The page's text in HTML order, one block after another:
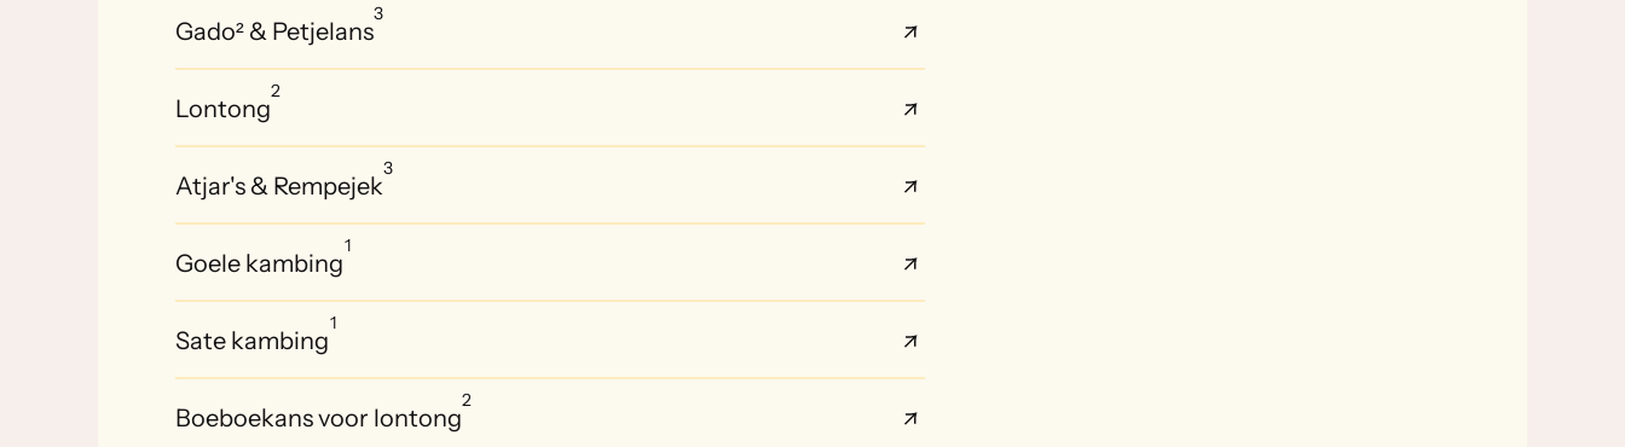
Gado² & Petjelans
3
Lontong
2
Atjar's & Rempejek
3
Goele kambing
1
Sate kambing
1
Boeboekans voor lontong
2